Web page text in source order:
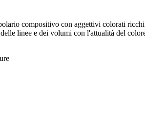
compositivo con aggettivi colorati
linee e dei volumi con l'attualità del